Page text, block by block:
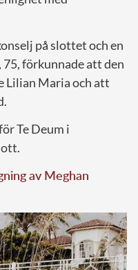
på slottet och en
75, förkunnade att den
Lilian Maria och att
Te Deum i
av Meghan